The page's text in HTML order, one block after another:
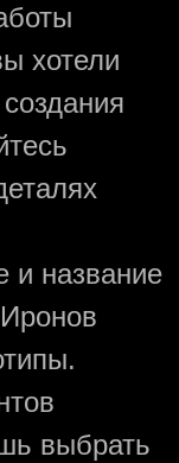
хотели
и название
выбрать